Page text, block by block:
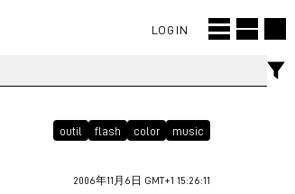
LOGIN
outil flash color music
2006年11月6日 GMT+1 15:26:11